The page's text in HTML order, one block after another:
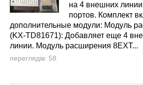
на 4 внешних
портов. Комплект
дополнительные модули: Модуль
(KX-TD81671): Добавляет еще 4
линии. Модуль расширения 8EXT...
переглядів: 58